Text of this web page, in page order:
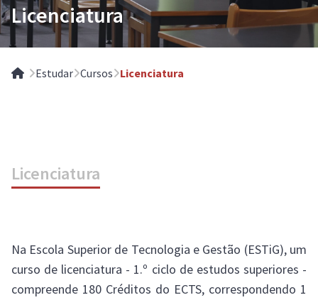
Licenciatura
Home
Estudar Cursos Licenciatura
Licenciatura
Na Escola Superior de Tecnologia e Gestão (ESTiG), um
curso de licenciatura - 1.º ciclo de estudos superiores -
compreende 180 Créditos do ECTS, correspondendo 1